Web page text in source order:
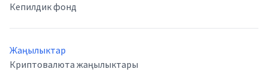
Кепилдик фонд
Жаңылыктар
Криптовалюта жаңылыктары